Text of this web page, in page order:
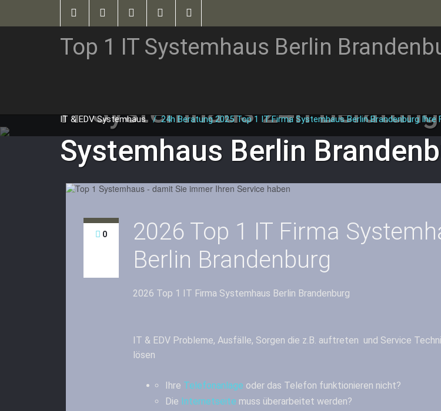
Top 1 IT Systemhaus Berlin
IT Systemhaus 24h
Systemhaus Berlin
IT & EDV Systemhaus /24h Beratung 2025 Top 1 IT Firma Systemhaus Berlin Brandenburg
0
2026 Top 1 IT Firma
Berlin Brandenburg
2026 Top 1 IT Firma Systemhaus Berlin Brandenburg
IT & EDV Probleme, Ausfälle, Sorgen die z.B. auftreten und Service
lösen
Ihre Telefonanlage oder das Telefon funktionieren nicht?
Die Internetseite muss überarbeitet werden?